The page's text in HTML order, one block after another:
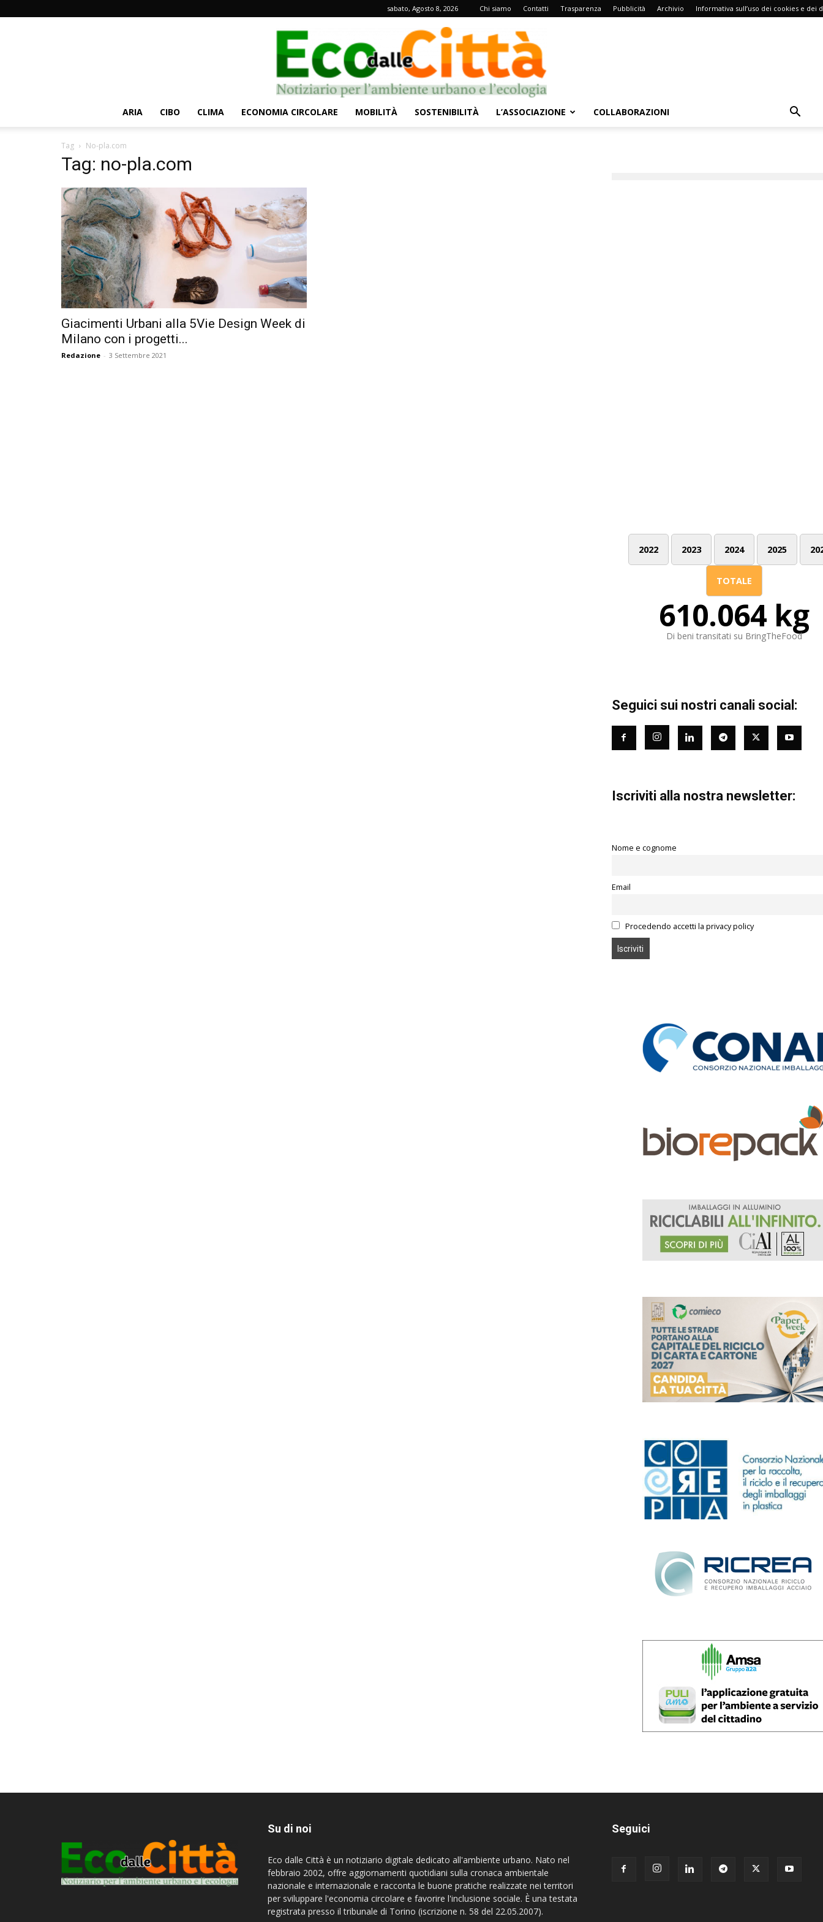
sabato, Agosto 8, 2026 Chi siamo Contatti Trasparenza Pubblicità Archivio Informativa sull’uso dei cookies e dei
ARIA CIBO CLIMA ECONOMIA CIRCOLARE MOBILITÀ SOSTENIBILITÀ L’ASSOCIAZIONE COLLABORAZIONI
Tag No-pla.com
Tag: no-pla.com
Giacimenti Urbani alla 5Vie Design Week di
Milano con i progetti...
Redazione - 3 Settembre 2021
2022 2023 2024 2025
TOTALE
610.064 kg
Di beni transitati su BringTheFood
Seguici sui nostri canali social:
Iscriviti alla nostra newsletter:
Nome e cognome
Email
Procedendo accetti la privacy policy
Su di noi
Eco dalle Città è un notiziario digitale dedicato all'ambiente urbano. Nato nel
febbraio 2002, offre aggiornamenti quotidiani sulla cronaca ambientale
nazionale e internazionale e racconta le buone pratiche realizzate nei territori
per sviluppare l'economia circolare e favorire l'inclusione sociale. È una testata
registrata presso il tribunale di Torino (iscrizione n. 58 del 22.05.2007).
Seguici